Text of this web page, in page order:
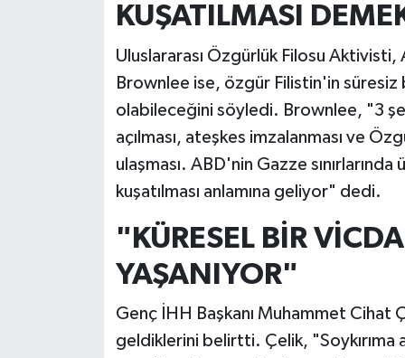
KUŞATILMASI
Uluslararası Özgürlük Filosu Aktivisti,
Brownlee ise, özgür Filistin'in
olabileceğini söyledi. Brownlee, "3
açılması, ateşkes imzalanması ve
ulaşması. ABD'nin Gazze
kuşatılması anlamına geliyor" dedi.
"KÜRESEL BİR
YAŞANIYOR"
Genç İHH Başkanı Muhammet Cihat
geldiklerini belirtti. Çelik, "Soykırıma